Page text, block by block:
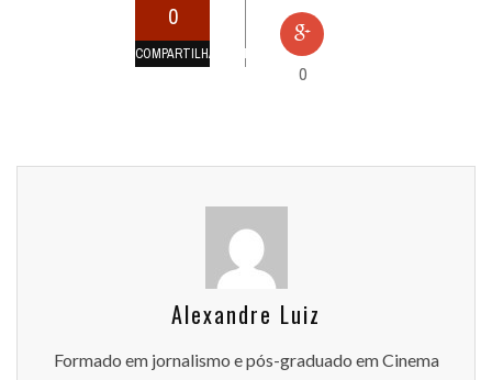
0
COMPARTILHAMENTOS
0
Alexandre Luiz
Formado em jornalismo e pós-graduado em Cinema